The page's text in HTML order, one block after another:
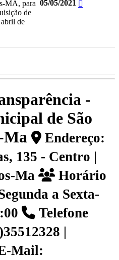
MA, para
de
de
05/05/2021
-
de São
Ma
Endereço:
135 - Centro |
Ma
Horário
a Sexta-
Telefone
|
Mail: